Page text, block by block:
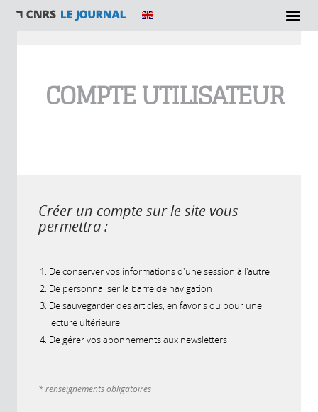
COMPTE UTILISATEUR
Créer un compte sur le site vous
permettra :
De conserver vos informations d'une session à l'autre
De personnaliser la barre de navigation
De sauvegarder des articles, en favoris ou pour une
lecture ultérieure
De gérer vos abonnements aux newsletters
* renseignements obligatoires